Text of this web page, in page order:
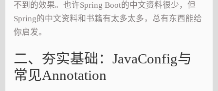
不到的效果。也许Spring Boot的中文资料很少，但
Spring的中文资料和书籍有太多太多，总有东西能给
你启发。
二、夯实基础：JavaConfig与
常见Annotation